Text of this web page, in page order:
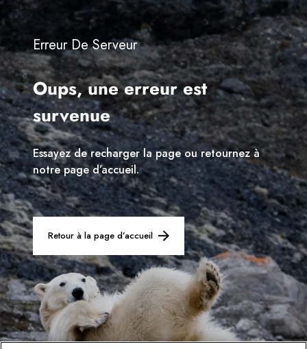
France
Suisse
France
Suède
Danemark
Norvège
Erreur De Serveur
Oups, une erreur est
survenue
Essayez de recharger la page ou retournez à
notre page d’accueil.
Retour à la page d’accueil